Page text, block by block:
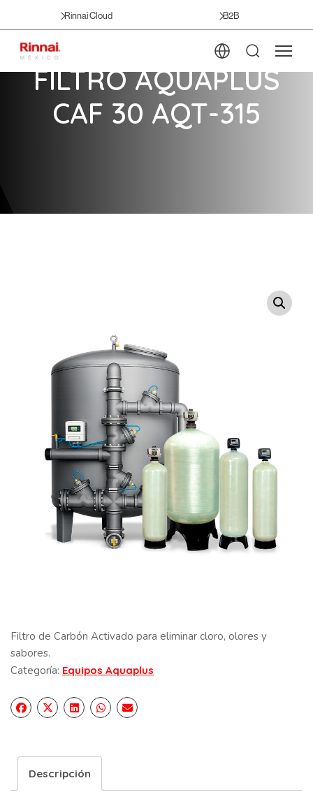
Rinnai Cloud B2B
FILTRO AQUAPLUS
CAF 30 AQT-315
Filtro de Carbón Activado para eliminar cloro, olores y
sabores.
Categoría: Equipos Aquaplus
Descripción